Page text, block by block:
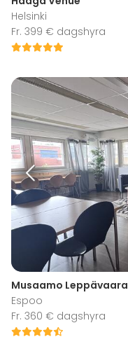
Helsinki
Fr. 399 € dagshyra
Musaamo Leppävaara
Espoo
Fr. 360 € dagshyra